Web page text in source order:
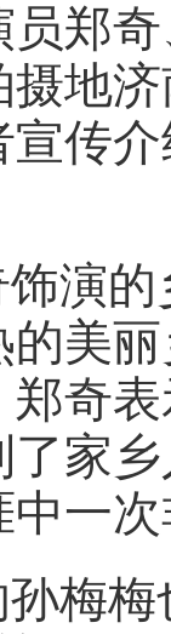
郑
地
传
演
美
奇
家
一
梅梅